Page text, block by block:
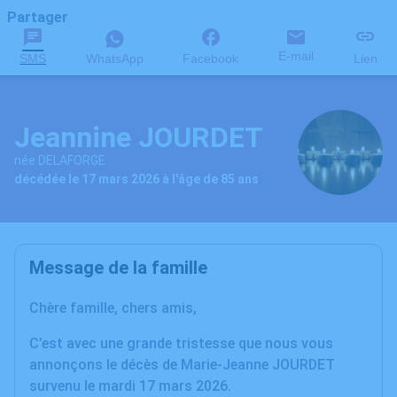
Partager
SMS WhatsApp Facebook E-mail Lien
Jeannine JOURDET
née DELAFORGE
décédée le 17 mars 2026 à l'âge de 85 ans
Message de la famille
Chère famille, chers amis,
C’est avec une grande tristesse que nous vous
annonçons le décès de Marie-Jeanne JOURDET
survenu le mardi 17 mars 2026.